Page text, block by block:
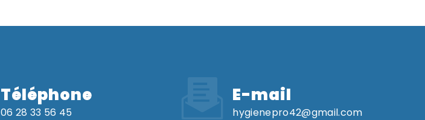
Téléphone
06 28 33 56 45
E-mail
hygienepro42@gmail.com